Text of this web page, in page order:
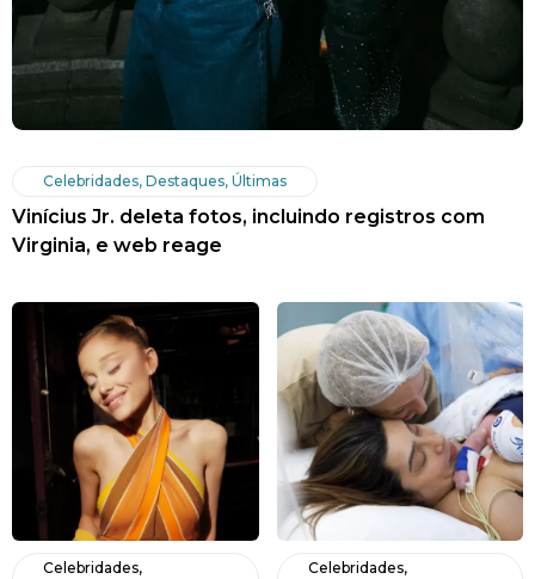
Celebridades, Destaques, Últimas
Vinícius Jr. deleta fotos, incluindo registros com
Virginia, e web reage
Celebridades,
Celebridades,